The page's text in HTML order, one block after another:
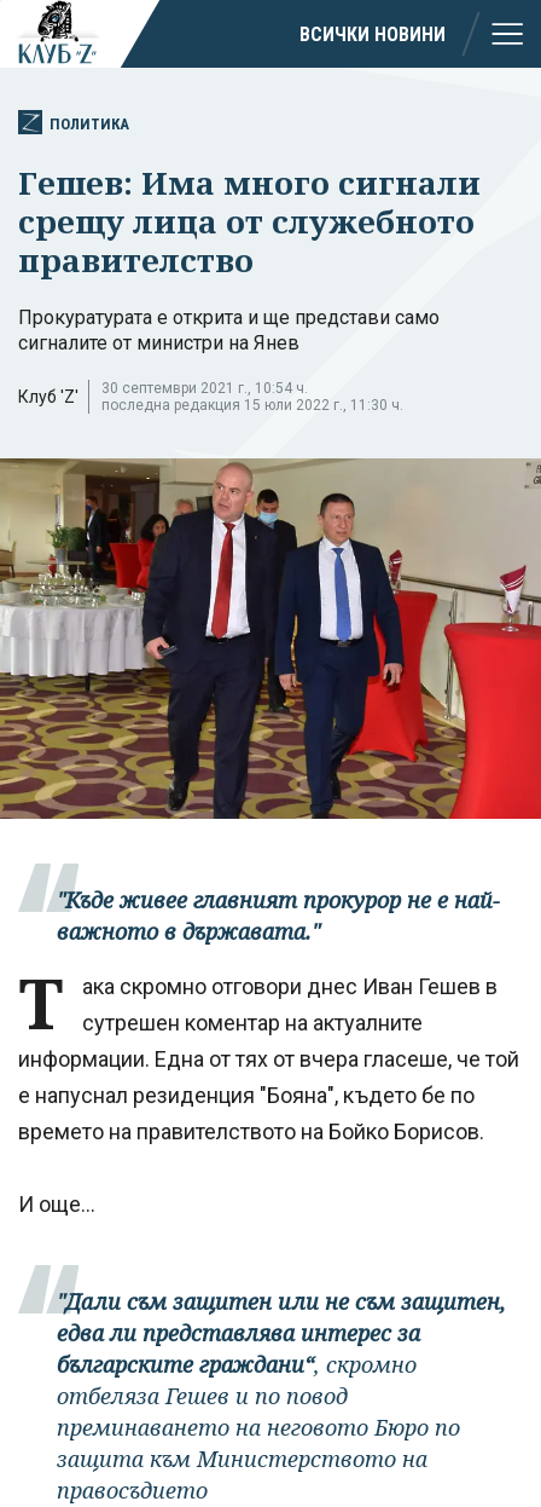
ВСИЧКИ НОВИНИ
ПОЛИТИКА
Гешев: Има много сигнали
срещу лица от служебното
правителство
Прокуратурата е открита и ще представи само
сигналите от министри на Янев
Клуб 'Z'
30 септември 2021 г., 10:54 ч.
последна редакция 15 юли 2022 г., 11:30 ч.
"Къде живее главният прокурор не е най-
важното в държавата."
Т
ака скромно отговори днес Иван Гешев в
сутрешен коментар на актуалните
информации. Една от тях от вчера гласеше, че той
е напуснал резиденция "Бояна", където бе по
времето на правителството на Бойко Борисов.
И още...
"Дали съм защитен или не съм защитен,
едва ли представлява интерес за
българските граждани“, скромно
отбеляза Гешев и по повод
преминаването на неговото Бюро по
защита към Министерството на
правосъдието